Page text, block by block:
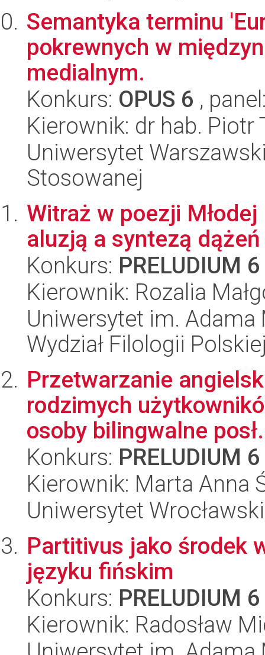
Semantyka terminu
pokrewnych w
medialnym.
Konkurs: OPUS 6 ,
Kierownik: dr hab. Piotr
Uniwersytet
Stosowanej
Witraż w poezji
aluzją a syntezą
Konkurs: PRELUDIUM 6
Kierownik: Rozalia
Uniwersytet im.
Wydział Filologii
Przetwarzanie
rodzimych
osoby bilingwalne
Konkurs: PRELUDIUM 6
Kierownik: Marta Anna
Uniwersytet
Partitivus jako środek
języku fińskim
Konkurs: PRELUDIUM 6
Kierownik: Radosław